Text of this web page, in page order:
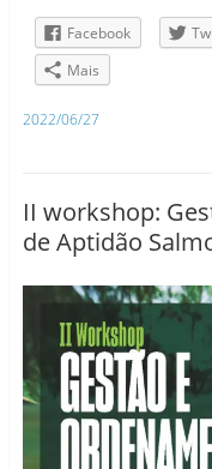
Facebook
Mais
2022/06/27
II workshop:
de Aptidão